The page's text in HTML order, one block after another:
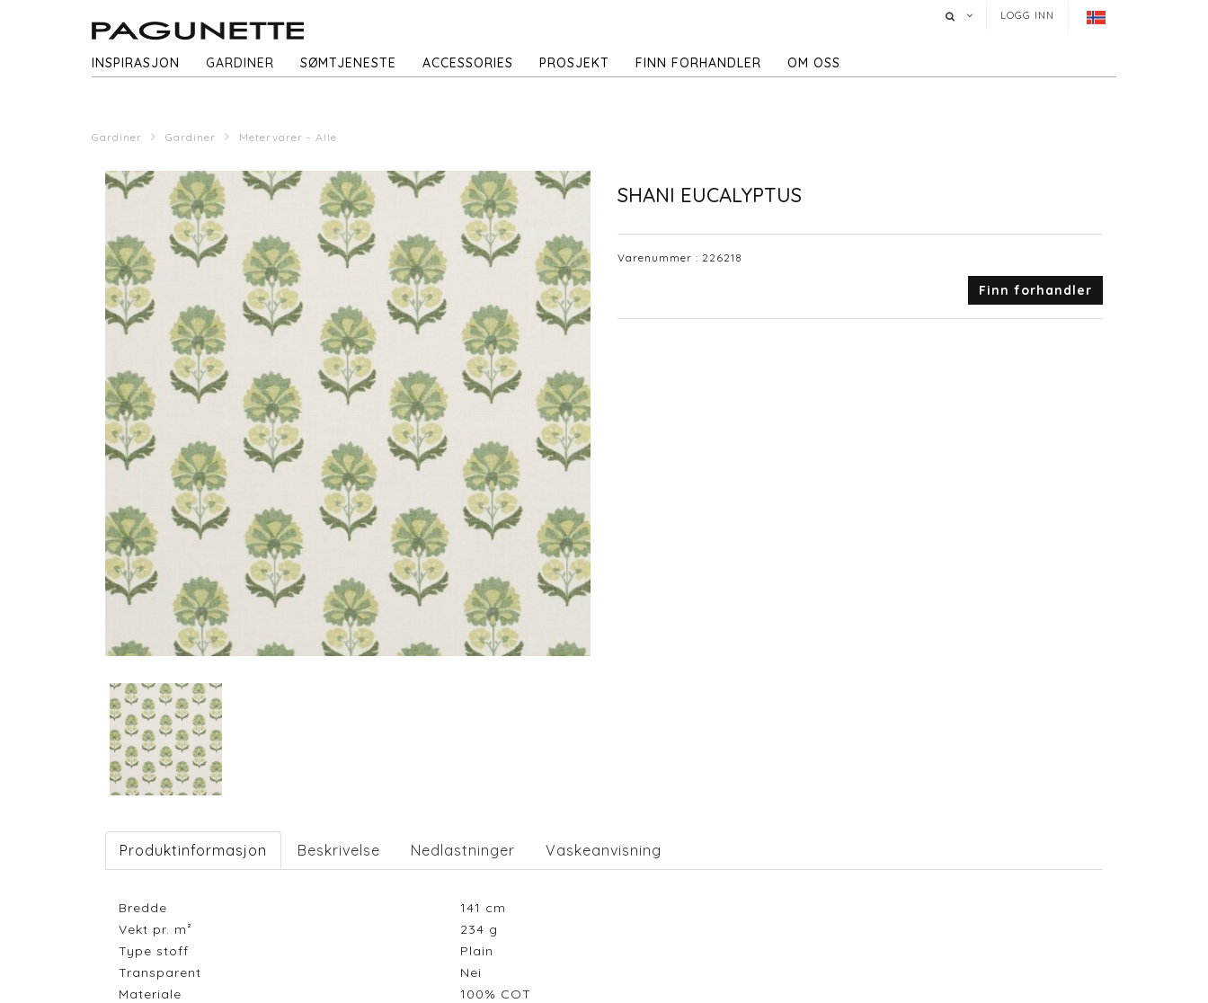
LOGG INN
INSPIRASJON GARDINER SØMTJENESTE ACCESSORIES PROSJEKT FINN FORHANDLER OM OSS
Gardiner Gardiner Metervarer - Alle
SHANI EUCALYPTUS
Varenummer : 226218
Finn forhandler
Produktinformasjon Beskrivelse Nedlastninger Vaskeanvisning
Bredde 141 cm
Vekt pr. m²
234 g
Type stoff
Plain
Transparent
Nei
Materiale
100% COT